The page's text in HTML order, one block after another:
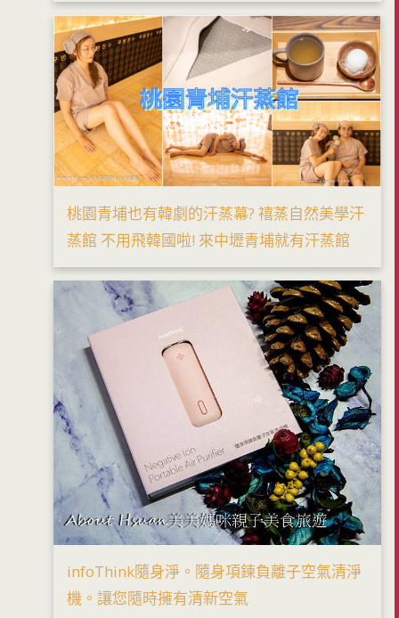
桃園青埔也有韓劇的汗蒸幕? 禧蒸自然美學汗
蒸館 不用飛韓國啦! 來中壢青埔就有汗蒸館
infoThink隨身淨。隨身項鍊負離子空氣清淨
機。讓您隨時擁有清新空氣